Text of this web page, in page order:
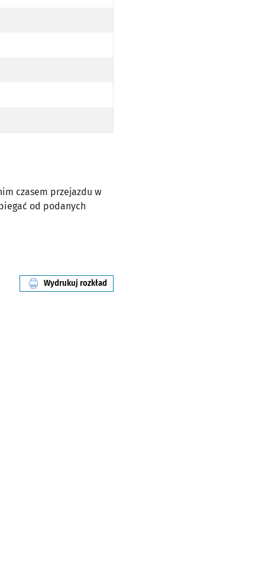
czasem przejazdu w
od podanych
Wydrukuj rozkład
linii nr A